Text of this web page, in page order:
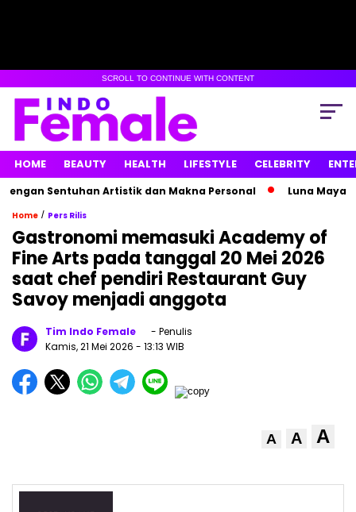
SCROLL TO CONTINUE WITH CONTENT
HOME BEAUTY HEALTH LIFESTYLE CELEBRITY
Sentuhan Artistik dan Makna Personal Luna Maya
Home / Pers Rilis
Gastronomi memasuki Academy of
Fine Arts pada tanggal 20 Mei 2026
saat chef pendiri Restaurant Guy
Savoy menjadi anggota
Tim Indo Female
- Penulis
Kamis, 21 Mei 2026 - 13:13 WIB
A A A